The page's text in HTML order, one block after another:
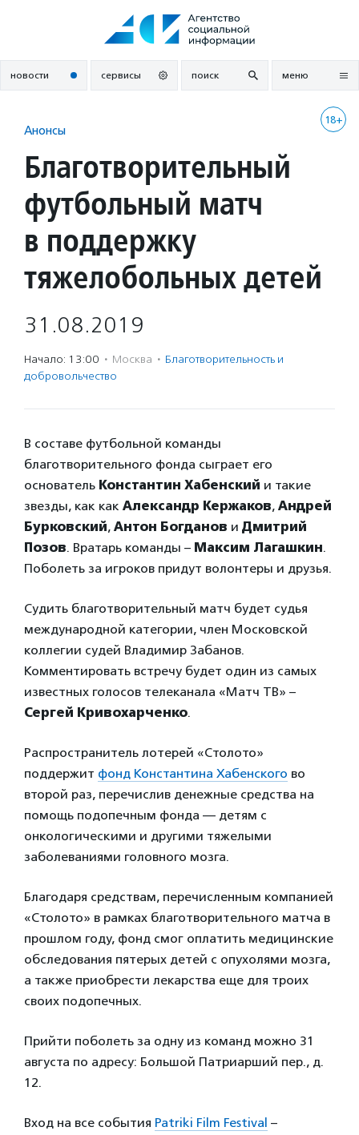
новости сервисы поиск меню
18+
Анонсы
Благотворительный
футбольный матч
в поддержку
тяжелобольных детей
31.08.2019
Начало: 13:00 · Москва · Благотвори­тель­ность и
доброволь­чест­во
В составе футбольной команды
благотворительного фонда сыграет его
основатель Константин Хабенский и такие
звезды, как как Александр Кержаков, Андрей
Бурковский, Антон Богданов и Дмитрий
Позов. Вратарь команды – Максим Лагашкин.
Поболеть за игроков придут волонтеры и друзья.
Судить благотворительный матч будет судья
международной категории, член Московской
коллегии судей Владимир Забанов.
Комментировать встречу будет один из самых
известных голосов телеканала «Матч ТВ» –
Сергей Кривохарченко.
Распространитель лотерей «Столото»
поддержит фонд Константина Хабенского во
второй раз, перечислив денежные средства на
помощь подопечным фонда — детям с
онкологическими и другими тяжелыми
заболеваниями головного мозга.
Благодаря средствам, перечисленным компанией
«Столото» в рамках благотворительного матча в
прошлом году, фонд смог оплатить медицинские
обследования пятерых детей с опухолями мозга,
а также приобрести лекарства еще для троих
своих подопечных.
Прийти поболеть за одну из команд можно 31
августа по адресу: Большой Патриарший пер., д.
12.
Вход на все события Patriki Film Festival –